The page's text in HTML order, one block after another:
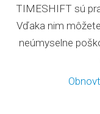
TIMESHIFT sú
Vďaka nim
neúmyselne